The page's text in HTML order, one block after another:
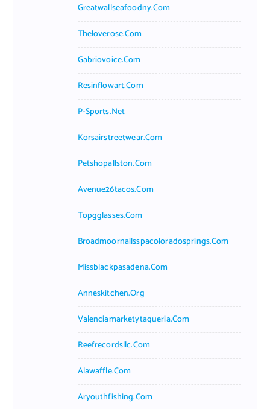
Greatwallseafoodny.com
Theloverose.com
Gabriovoice.com
Resinflowart.com
P-Sports.net
Korsairstreetwear.com
Petshopallston.com
Avenue26tacos.com
Topgglasses.com
Broadmoornailsspacoloradosprings.com
Missblackpasadena.com
Anneskitchen.org
Valenciamarketytaqueria.com
Reefrecordsllc.com
Alawaffle.com
Aryouthfishing.com